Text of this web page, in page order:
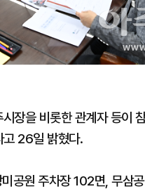
장을 비롯한 관계자 등이
고 26일 밝혔다.
공원 주차장 102면, 무삼